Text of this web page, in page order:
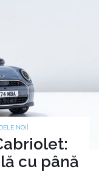
NOI
cu până